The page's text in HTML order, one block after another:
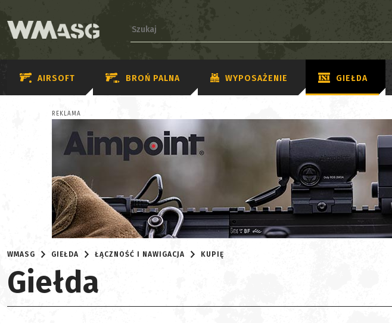
AIRSOFT BROŃ PALNA WYPOSAŻENIE GIEŁDA
REKLAMA
WMASG GIEŁDA ŁĄCZNOŚĆ I NAWIGACJA KUPIĘ
Giełda